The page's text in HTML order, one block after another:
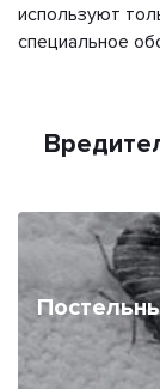
используют
специальное